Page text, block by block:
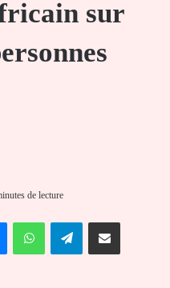
sur
de lecture
MessengerWhatsAppTelegramPartager par email